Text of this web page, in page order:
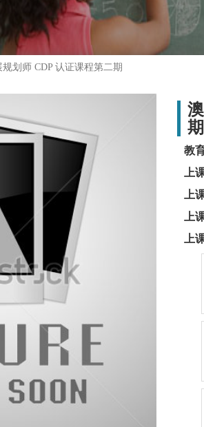
划师 CDP 认证课程第二期
期
教
上
上
上
上